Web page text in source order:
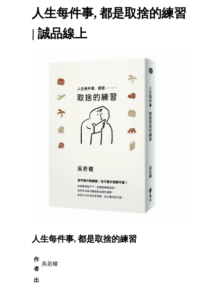
人生每件事, 都是取捨的練習
| 誠品線上
人生每件事, 都是取捨的練習
作
者
吳若權
出